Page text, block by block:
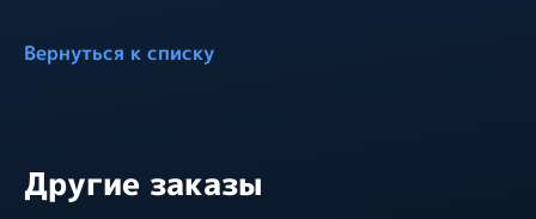
Вернуться к списку
Другие заказы